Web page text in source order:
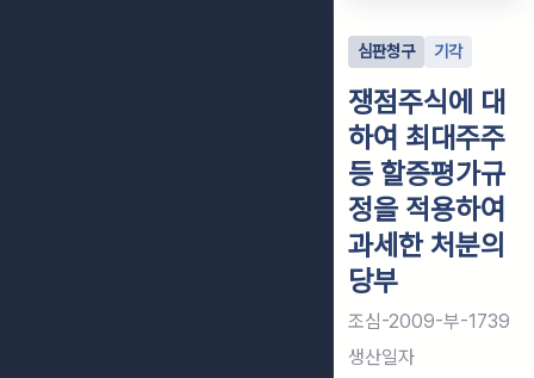
심판청구 기각
쟁점주식에 대
하여 최대주주
등 할증평가규
정을 적용하여
과세한 처분의
당부
조심-2009-부-1739
생산일자